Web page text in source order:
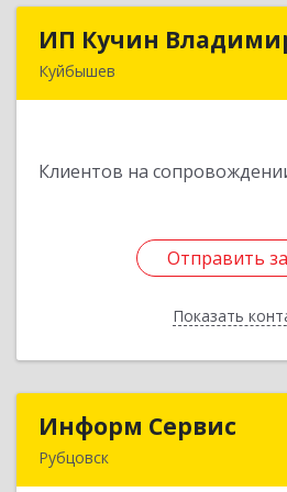
ИП Кучин
Куйбышев
Клиентов на
Отправить
Показать
ИП Кучин
Отправить
Назад
Информ Сервис
Рубцовск